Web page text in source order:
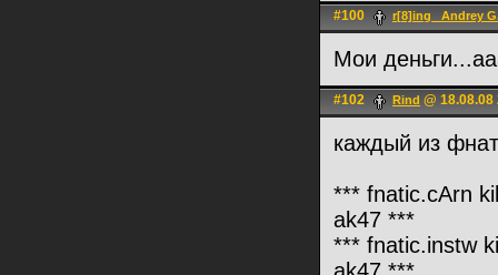
#100 r[8]ing _Andrey
Мои
#102 Rind @ 18.08.08
каждый из
*** fnatic.cArn
ak47 ***
*** fnatic.instw